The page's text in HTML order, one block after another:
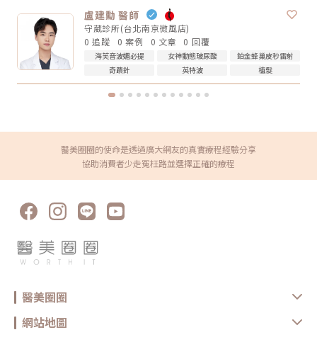
個人體質與療程設定而定。Q3：年輕人適合做電波音波嗎？如果只是想預
防初老、改善膚質鬆弛，可以先從電波或其他較溫和的保養型療程評估。若
已經有明顯輪廓下垂，也可以和醫師討論音波。但年齡不是唯一標準，皮膚
厚度、脂肪量、鬆弛程度更重要。Q4：電波音波可以取代拉皮手術嗎？不
能完全取代。電波音波適合輕度到中度鬆弛，屬於非侵入式抗老療程。如果
是非常明顯的皮膚鬆垂或組織下滑，仍可能需要評估手術或其他治療方式。
Q5：電波音波多久做一次？每個人的老化程度、儀器種類、能量設定和維
持需求不同，沒有固定答案。一般會由醫師依照膚況、年齡、預算與期待效
果規劃，不建議自己照網路頻率硬套。搞懂電波跟音波的差別，才能選對適
合自己的療程電波跟音波都是常見的非侵入式抗老療程，但它們不是誰取代
操作、療程規劃是否真的符合自身臉部條件。選對療程，不是追求最貴、最
先對！★溫馨提醒★小編要提醒大家，醫療並非單純的商業交易，所有的療
程都伴隨著風險。因此，作為消費者應該謹慎選擇合適的醫療方案，以確保
得臉比較緊、線條比較順，但真正的膠原變化通常需要時間。Thermage 官
方也提到效果可立即出現，並隨時間改善。所以比較合理的期待是：不是
「瞬間換臉」而是「慢慢變緊、變順、變精緻」做電波前需要注意什麼？無
論選無雙電波或鳳凰電波，療程前都建議注意以下幾點： 近期是否懷孕或
哺乳 是否有心律調節器或植入式電子裝置 施作區域是否有金屬植入物 是否
有嚴重皮膚發炎、傷口或感染 近期是否做過其他醫美療程 是否有蟹足腫或
特殊體質 是否正在服用影響皮膚修復的藥物這些資訊都應在諮詢時主動告
知醫療院所，即便是非侵入式療程，也不是每個人都適合做。做完電波後怎
麼保養？電波療程後，多數人不需要長時間恢復期，但仍建議做好基礎照
護： 加強保濕 避免過度去角質 做好防曬 短期內避免高溫環境，例如三溫
個效果比較好？沒有絕對誰比較好。無雙電波偏向膚質、細緻與自然緊緻；
鳳凰電波偏向輪廓拉提與深層緊實。選擇重點應該是你的需求，而不是單看
療程名氣。Q2：無雙電波可以取代鳳凰電波嗎？不一定。兩者能量設計與
療程定位不同，並非互相取代關係。若主要需求是膚質與輕度緊緻，無雙電
作。Q4：電波拉提可以維持多久？維持時間會因年齡、膚況、生活習慣、
保養方式、能量設定與個人體質不同而有差異。多數電波療程並非永久效
感，建議先讓肌膚休息，並加強保濕與防曬，並依醫療院所指示進行後續照
護。選對療程，比跟風更重要無雙電波與鳳凰電波各有優勢，前者偏向細緻
膚質與自然緊緻，後者則更聚焦在輪廓拉提與深層抗老。與其問「哪一個比
年齡、鬆弛程度、預算與期待值，才能做出更安全也更符合期待的選擇。同
時，也建議選擇原廠認證或合法合格的醫療院所，確認設備來源、探頭是否
為原廠正貨，以及操作人員是否具備相關經驗，這些都是影響療程安全與效
果的重要關鍵。醫美療程沒有標準答案，適合別人的療程，不一定就是最適
盧建勳 醫師
守葳診所(台北南京微風店)
0 追蹤
0 案例 0 文章 0 回覆
海芙音波媚必提 女神動態玻尿酸
鉑金蜂巢皮秒雷射
奇蹟針
英特波 植髮
醫美圈圈的使命是透過廣大網友的真實療程經驗分享
協助消費者少走冤枉路並選擇正確的療程
醫美圈圈
網站地圖